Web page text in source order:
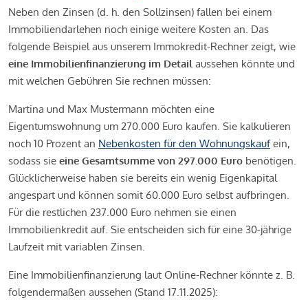
Neben den Zinsen (d. h. den Sollzinsen) fallen bei einem
Immobiliendarlehen noch einige weitere Kosten an. Das
folgende Beispiel aus unserem Immokredit-Rechner zeigt, wie
eine Immobilienfinanzierung im Detail aussehen könnte und
mit welchen Gebühren Sie rechnen müssen:
Martina und Max Mustermann möchten eine
Eigentumswohnung um 270.000 Euro kaufen. Sie kalkulieren
noch 10 Prozent an Nebenkosten für den Wohnungskaufein,
sodass sie eine Gesamtsumme von 297.000 Euro benötigen.
Glücklicherweise haben sie bereits ein wenig Eigenkapital
angespart und können somit 60.000 Euro selbst aufbringen.
Für die restlichen 237.000 Euro nehmen sie einen
Immobilienkredit auf. Sie entscheiden sich für eine 30-jährige
Laufzeit mit variablen Zinsen.
Eine Immobilienfinanzierung laut Online-Rechner könnte z. B.
folgendermaßen aussehen (Stand 17.11.2025):